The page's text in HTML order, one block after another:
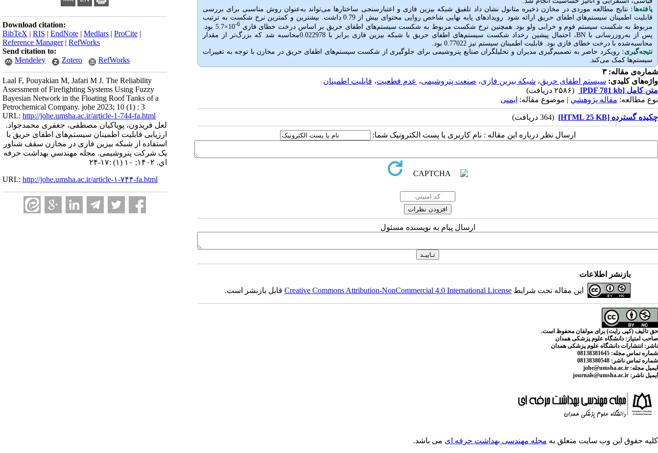
Download citation:
BibTeX | RIS | EndNote | Medlars | ProCite |
Reference Manager| RefWorks
Send citation to:
Mendeley
Zotero RefWorks
Laal F, Pouyakian M, Jafari M J. The Reliability
Assessment of Firefighting Systems Using Fuzzy
Bayesian Network in the Floating Roof Tanks of a
Petrochemical Company. johe 2023; 10 (1) : 3
URL: http://johe.umsha.ac.ir/article-1-744-fa.html
لعل فریدون، پویاکیان مصطفی، جعفری محمدجواد.
ارزیابی قابلیت اطمینان سیستم‌های اطفای حریق با
استفاده از شبکه بیزین فازی در مخازن سقف شناور
یک شرکت پتروشیمی. مجله مهندسي بهداشت حرفه
اي. ۱۴۰۲; ۱۰ (۱) :۱۷-۲۴
URL: http://johe.umsha.ac.ir/article-۱-۷۴۴-fa.html
یافته‌ها: نتایج مطالعه موردی در مخازن ذخیره متانول نشان داد تلفیق شبکه بیزین فازی و اعتبارسنجی ساختارها می‌تواند به‌عنوان روش مناسبی برای بررسی
قابلیت اطمینان سیستم‌های اطفای حریق ارائه شود. رویدادهای پایه نهایی شاخص روایی محتوای بیش از 0.79 داشت. بیشترین و کمترین نرخ شکست به ترتیب
مربوط به شکست سیستم فوم و خرابی ولو بود. همچنین نرخ شکست مربوط به شکست سیستم‌های اطفای حریق بر اساس درخت خطای فازی6-
10×5.7 بود.
پس از به‌روزرسانی باBN
، احتمال پیشین رخداد شکست سیستم‌های اطفای حریق با شبکه بیزین فازی برابر با 0.022978محاسبه شد که بزرگ‌تر از مقدار
محاسبه‌شده با درخت خطای فازی بود. قابلیت اطمینان سیستم نیز 0.77022 بود.
نتیجه‌گیری: رویکرد حاضر به تصمیم‌گیری مدیران و تحلیلگران صنایع پتروشیمی برای جلوگیری از شکست سیستم‌های اطفای حریق در مخازن با توجه به تغییرات
سیستم‌ها کمک می‌کند.
شماره‌ی مقاله: ۳
واژه‌های کلیدی: سیستم اطفای حریق، شبکه بیزین فازی، صنعت پتروشیمی، عدم قطعیت، قابلیت اطمینان
متن کامل [PDF 781 kb]
(۲۵۸۶ دریافت)
نوع مطالعه: مقاله پژوهشي | موضوع مقاله: ایمنی
چکیده گسترده [HTML 25 KB] (364 دریافت)
ارسال نظر درباره این مقاله : نام کاربری یا پست الکترونیک شما:
ارسال پیام به نویسنده مسئول
بازنشر اطلاعات
این مقاله تحت شرایط Creative Commons Attribution-NonCommercial 4.0 International Licenseقابل بازنشر است.
حق تالیف (کپی رایت) برای مولفان محفوظ است.
صاحب امتیاز: دانشگاه علوم پزشکی همدان
ناشر: انتشارات دانشگاه علوم پزشکی همدان
شماره تماس مجله: 08138381645
شماره تماس ناشر:
ایمیل مجله:
ایمیل ناشر:
کلیه حقوق این وب سایت متعلق به مجله مهندسی بهداشت حرفه ای می باشد.